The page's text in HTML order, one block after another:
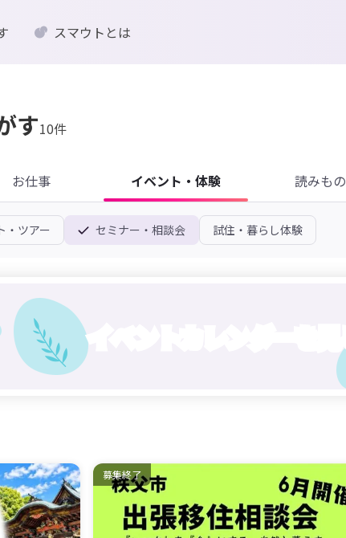
スマウトとは
す10件
お仕事 イベント・体験 読みもの
・ツアー セミナー・相談会 試住・暮らし体験
募集終了